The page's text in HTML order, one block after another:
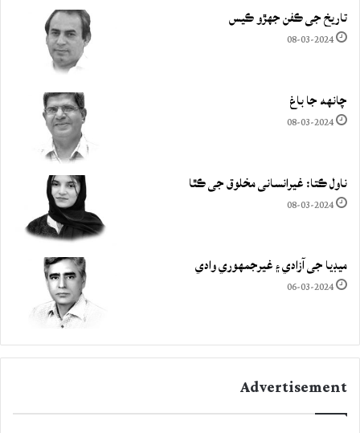
تاريخ جي ڪفن جھڙو ڪيس
08-03-2024
چانهه جا باغ
08-03-2024
ناول ڪتا: غيرانساني مخلوق جي ڪٿا
08-03-2024
ميڊيا جي آزادي ۽ غيرجمھوري وادي
06-03-2024
Advertisement